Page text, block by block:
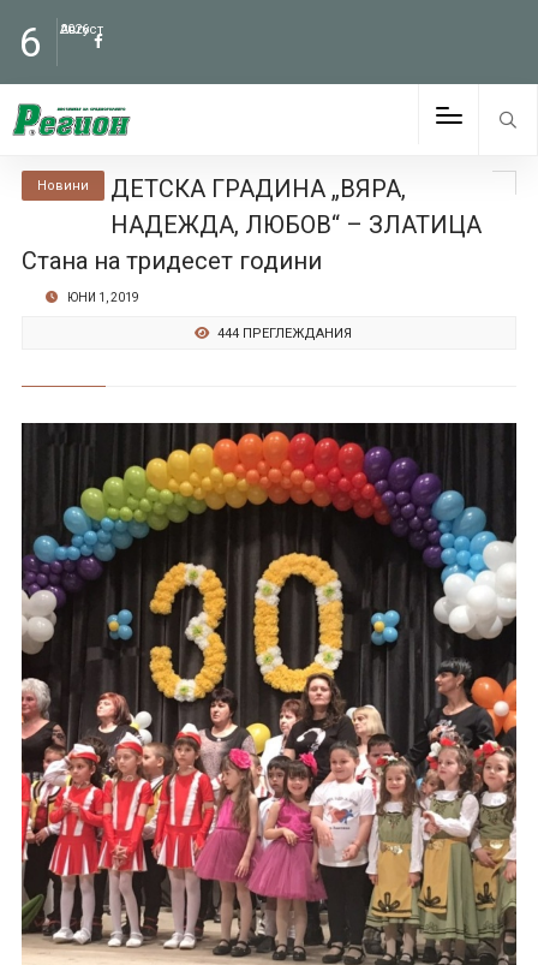
6 Август
2026
Новини
ДЕТСКА ГРАДИНА „ВЯРА,
НАДЕЖДА, ЛЮБОВ“ – ЗЛАТИЦА
Стана на тридесет години
ЮНИ 1, 2019
444 ПРЕГЛЕЖДАНИЯ